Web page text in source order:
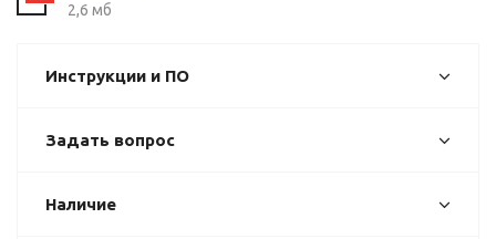
2,6 мб
Инструкции и ПО
Задать вопрос
Наличие